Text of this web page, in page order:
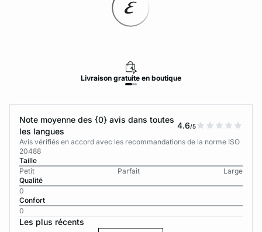
Livraison gratuite en boutique
Note moyenne des {0} avis dans toutes
les langues
4.6/5
Avis vérifiés en accord avec les recommandations de la norme ISO
20488
Taille
Petit
Parfait
Large
Qualité
0
Confort
0
Les plus récents